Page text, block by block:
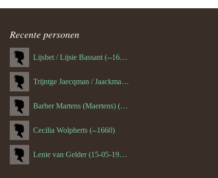
Recente personen
Lijsbet / Lijsie Bassant (--1687)
Trijntge Jaecqman / Jaackman (--1651)
Barber Martens (Maertens) (--1658)
Cecilia Wolpherts (--1660)
Lenie van Gelder (15-05-1970)